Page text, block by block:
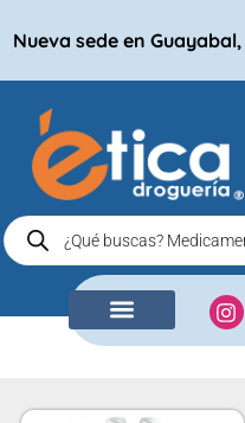
Nueva sede en Guayabal,